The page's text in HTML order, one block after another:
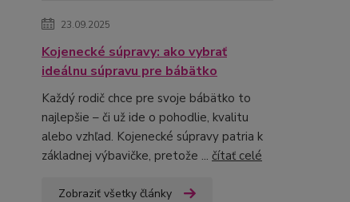
23.09.2025
Kojenecké súpravy: ako vybrať
ideálnu súpravu pre bábätko
Každý rodič chce pre svoje bábätko to
najlepšie – či už ide o pohodlie, kvalitu
alebo vzhľad. Kojenecké súpravy patria k
základnej výbavičke, pretože ... čítať celé
Zobraziť všetky články